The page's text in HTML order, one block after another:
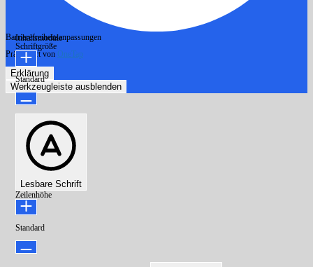
Barrierefreiheitsanpassungen
Präsentiert von OneTap
Erklärung
Werkzeugleiste ausblenden
Inhaltsmodule
Schriftgröße
Standard
Lesbare Schrift
Zeilenhöhe
Standard